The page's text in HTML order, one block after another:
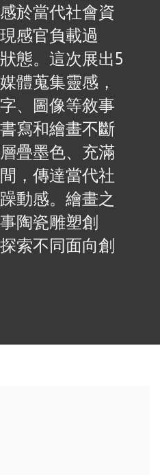
於當代社會資
感官負載過
態。這次展出5
體蒐集靈感，
、圖像等敘事
寫和繪畫不斷
疊墨色、充滿
，傳達當代社
動感。繪畫之
陶瓷雕塑創
索不同面向創